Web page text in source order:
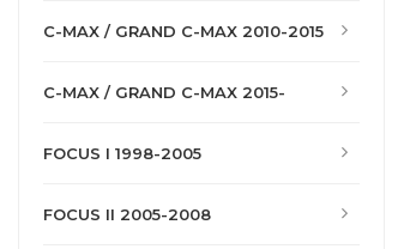
C-MAX / GRAND C-MAX 2010-2015
C-MAX / GRAND C-MAX 2015-
FOCUS I 1998-2005
FOCUS II 2005-2008